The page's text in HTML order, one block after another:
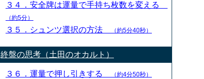
３４．安全牌は運量で手持ち枚数を変える
（約5分）
３５．シュンツ選択の方法 （約5分40秒）
終盤の思考（土田のオカルト）
３６．運量で押し引きする （約4分50秒）